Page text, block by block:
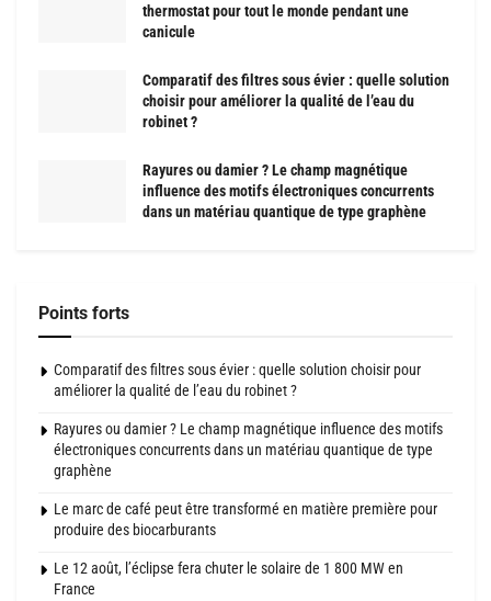
thermostat pour tout le monde pendant une
canicule
Comparatif des filtres sous évier : quelle solution
choisir pour améliorer la qualité de l’eau du
robinet ?
Rayures ou damier ? Le champ magnétique
influence des motifs électroniques concurrents
dans un matériau quantique de type graphène
Points forts
Comparatif des filtres sous évier : quelle solution choisir pour
améliorer la qualité de l’eau du robinet ?
Rayures ou damier ? Le champ magnétique influence des motifs
électroniques concurrents dans un matériau quantique de type
graphène
Le marc de café peut être transformé en matière première pour
produire des biocarburants
Le 12 août, l’éclipse fera chuter le solaire de 1 800 MW en
France